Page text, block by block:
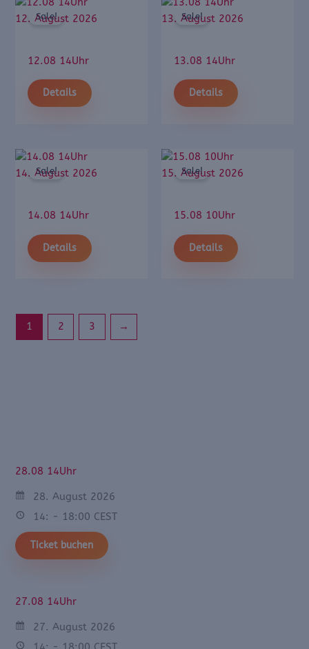
28.08 14Uhr
28. August 2026
14: - 18:00 CEST
Ticket buchen
27.08 14Uhr
27. August 2026
12. August 2026
Sale!
12.08 14Uhr
Details
13. August 2026
Sale!
13.08 14Uhr
Details
14. August 2026
Sale!
14.08 14Uhr
Details
15. August 2026
Sale!
15.08 10Uhr
Details
1 2 3 →